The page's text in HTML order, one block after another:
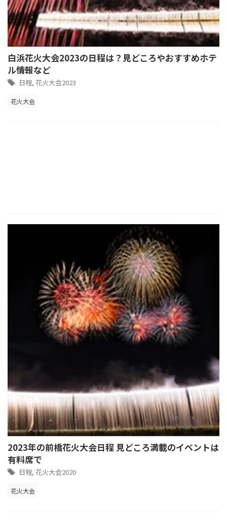
白浜花火大会2023の日程は？見どころやおすすめホテ
ル情報など
日程, 花火大会2023
花火大会
2023年の前橋花火大会日程 見どころ満載のイベントは
有料席で
日程, 花火大会2020
花火大会